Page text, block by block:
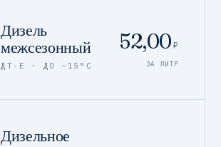
Дизель
межсезонный
ДТ-Е · ДО −15°C
52,00₽
ЗА ЛИТР
Дизельное